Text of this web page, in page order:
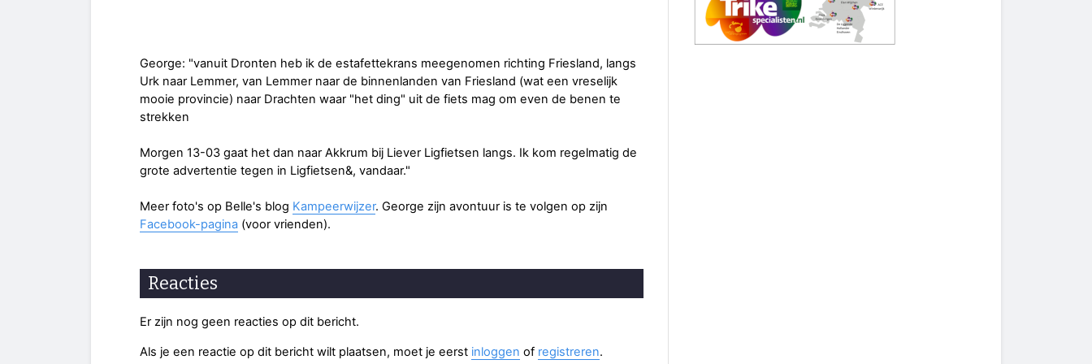
George: "vanuit Dronten heb ik de estafettekrans meegenomen richting Friesland, langs
Urk naar Lemmer, van Lemmer naar de binnenlanden van Friesland (wat een vreselijk
mooie provincie) naar Drachten waar "het ding" uit de fiets mag om even de benen te
strekken
Morgen 13-03 gaat het dan naar Akkrum bij Liever Ligfietsen langs. Ik kom regelmatig de
grote advertentie tegen in Ligfietsen&, vandaar."
Meer foto's op Belle's blog Kampeerwijzer. George zijn avontuur is te volgen op zijn
Facebook-pagina (voor vrienden).
Reacties
Er zijn nog geen reacties op dit bericht.
Als je een reactie op dit bericht wilt plaatsen, moet je eerst inloggen of registreren.